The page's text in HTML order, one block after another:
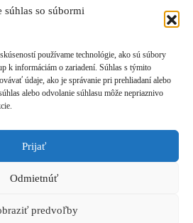
súhlas so súbormi
používame technológie, ako sú súbory
k informáciám o zariadení. Súhlas s týmito
údaje, ako je správanie pri prehliadaní alebo
alebo odvolanie súhlasu môže nepriaznivo
Prijať
Odmietnúť
predvoľby
so sídlom Ľubochnianska 4, 831 04 Bratislava, IČO:
|Zásady spracúvania osobných údajov